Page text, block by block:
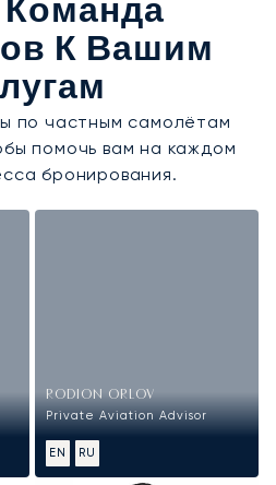
К Вашим
по частным самолётам
помочь вам на каждом
бронирования.
RODION ORLOV
Private Aviation Advisor
EN RU